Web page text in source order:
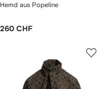
Hemd aus Popeline
260 CHF